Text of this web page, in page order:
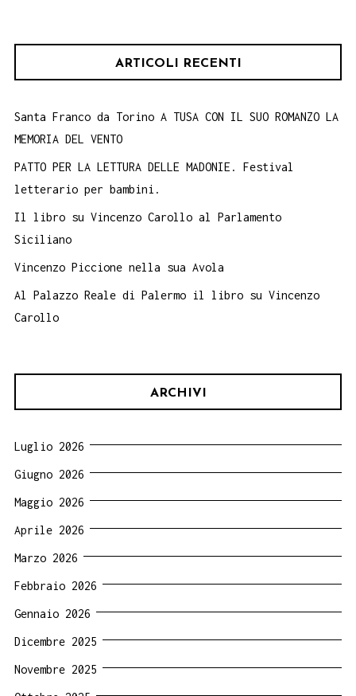
10
ARTICOLI RECENTI
Santa Franco da Torino A TUSA CON IL SUO ROMANZO LA
MEMORIA DEL VENTO
PATTO PER LA LETTURA DELLE MADONIE. Festival
letterario per bambini.
Il libro su Vincenzo Carollo al Parlamento
Siciliano
Vincenzo Piccione nella sua Avola
Al Palazzo Reale di Palermo il libro su Vincenzo
Carollo
ARCHIVI
Luglio 2026
Giugno 2026
Maggio 2026
Aprile 2026
Marzo 2026
Febbraio 2026
Gennaio 2026
Dicembre 2025
Novembre 2025